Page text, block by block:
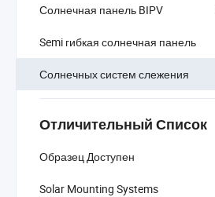
Солнечная панель BIPV
Semi гибкая солнечная панель
Солнечных систем слежения
Отличительный Список
Образец Доступен
Solar Mounting Systems